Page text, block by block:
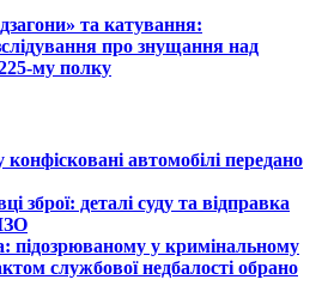
та катування:
про знущання над
му полку
автомобілі передано
зброї: деталі суду та відправка
підозрюваному у кримінальному
службової недбалості обрано